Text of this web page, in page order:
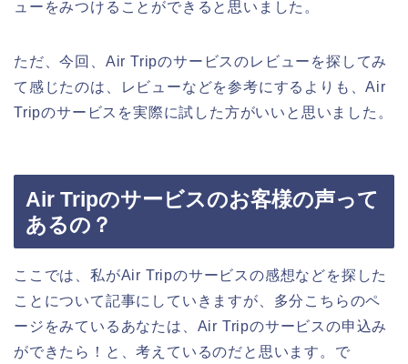
ューをみつけることができると思いました。
ただ、今回、Air Tripのサービスのレビューを探してみ
て感じたのは、レビューなどを参考にするよりも、Air
Tripのサービスを実際に試した方がいいと思いました。
Air Tripのサービスのお客様の声って
あるの？
ここでは、私がAir Tripのサービスの感想などを探した
ことについて記事にしていきますが、多分こちらのペ
ージをみているあなたは、Air Tripのサービスの申込み
ができたら！と、考えているのだと思います。で